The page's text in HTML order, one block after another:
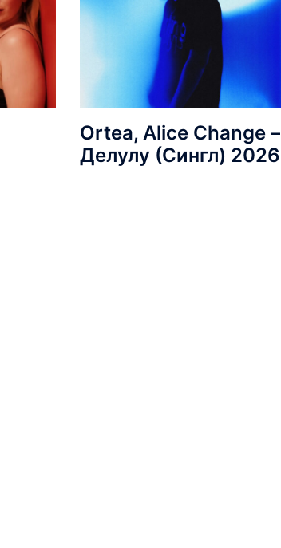
Ortea, Alice Change –
Делулу (Сингл) 2026